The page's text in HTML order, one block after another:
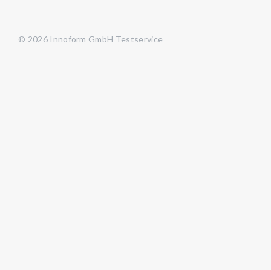
© 2026 Innoform GmbH Testservice